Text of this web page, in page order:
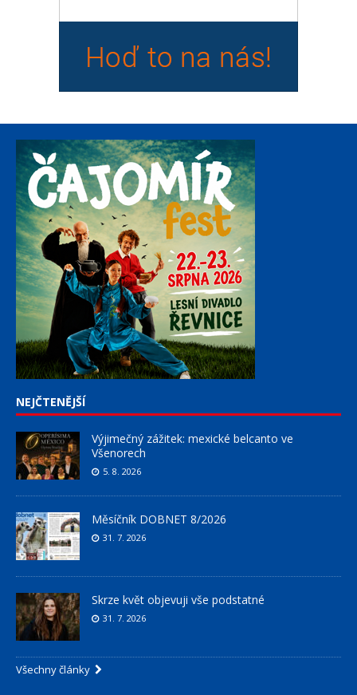
NEJČTENĚJŠÍ
Výjimečný zážitek: mexické belcanto ve
Všenorech
5. 8. 2026
Měsíčník DOBNET 8/2026
31. 7. 2026
Skrze květ objevuji vše podstatné
31. 7. 2026
Všechny články